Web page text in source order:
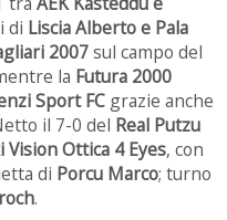
di Liscia Alberto e Pala
2007sul campo del
la Futura 2000
Sport FC grazie anche
il 7-0 del Real Putzu
Vision Ottica 4 Eyes, con
di Porcu Marco; turno
.